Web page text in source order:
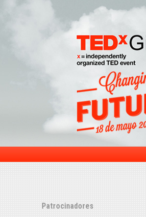
Patrocinadores